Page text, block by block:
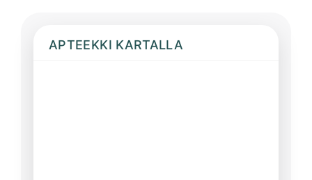
APTEEKKI KARTALLA